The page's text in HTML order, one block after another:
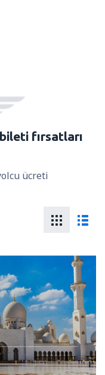
fırsatları
ücreti